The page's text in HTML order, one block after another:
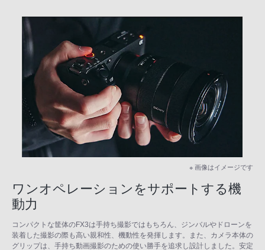
※ 画像はイメージです
ワンオペレーションをサポートする機
動力
コンパクトな筐体のFX3は手持ち撮影ではもちろん、ジンバルやドローンを
装着した撮影の際も高い親和性、機動性を発揮します。また、カメラ本体の
グリップは、手持ち動画撮影のための使い勝手を追求し設計しました。安定